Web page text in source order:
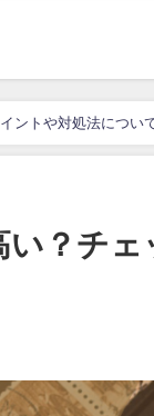
ントや対処法につい
？チ